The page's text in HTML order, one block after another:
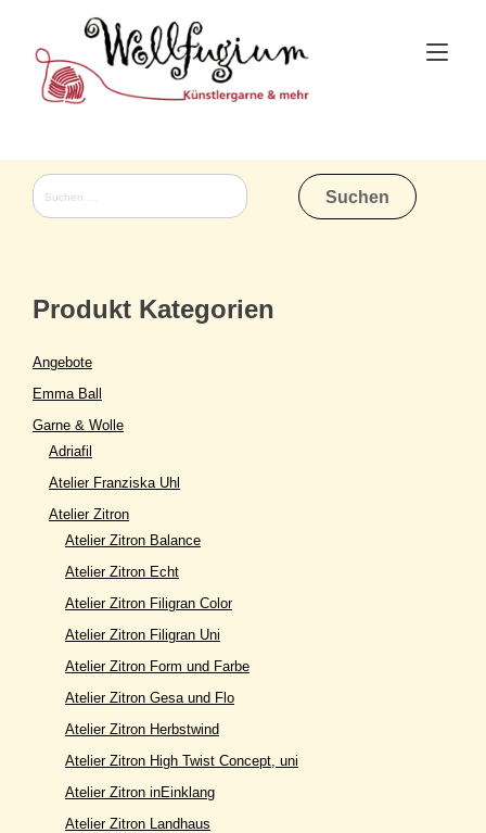
content
Suchen
nach:
Produkt Kategorien
Angebote
Emma Ball
Garne & Wolle
Adriafil
Atelier Franziska Uhl
Atelier Zitron
Atelier Zitron Balance
Atelier Zitron Echt
Atelier Zitron Filigran Color
Atelier Zitron Filigran Uni
Atelier Zitron Form und Farbe
Atelier Zitron Gesa und Flo
Atelier Zitron Herbstwind
Atelier Zitron High Twist Concept, uni
Atelier Zitron inEinklang
Atelier Zitron Landhaus